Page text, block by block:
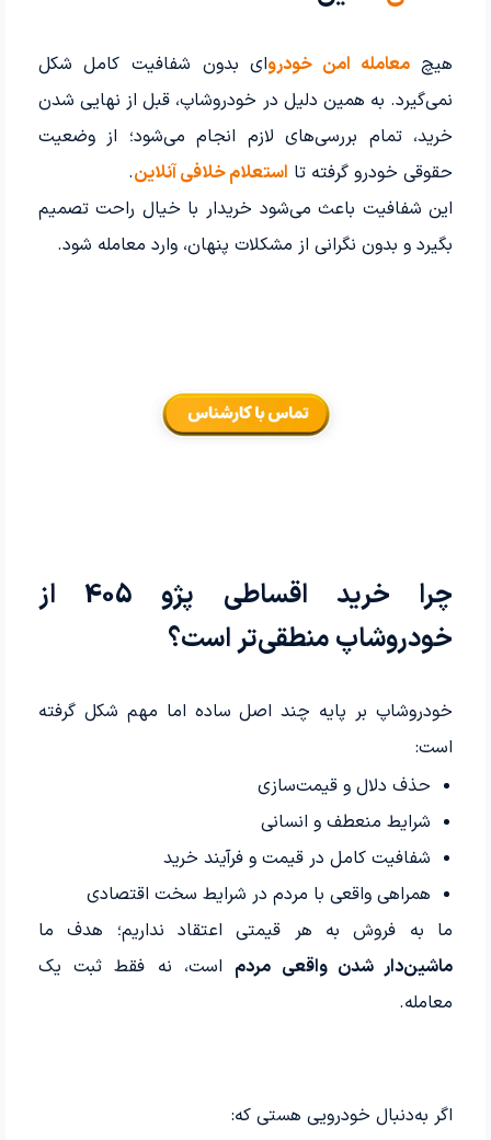
هیچمعامله امن خودرو‌ای بدون شفافیت کامل شکل
نمی‌گیرد. به همین دلیل در خودروشاپ، قبل از نهایی شدن
خرید، تمام بررسی‌های لازم انجام می‌شود؛ از وضعیت
حقوقی خودرو گرفته تا استعلام خلافی آنلاین.
این شفافیت باعث می‌شود خریدار با خیال راحت تصمیم
بگیرد و بدون نگرانی از مشکلات پنهان، وارد معامله شود.
چرا خرید اقساطی پژو 405 از
خودروشاپ منطقی‌تر است؟
خودروشاپ بر پایه چند اصل ساده اما مهم شکل گرفته
است:
حذف دلال و قیمت‌سازی
شرایط منعطف و انسانی
شفافیت کامل در قیمت و فرآیند خرید
همراهی واقعی با مردم در شرایط سخت اقتصادی
ما به فروش به هر قیمتی اعتقاد نداریم؛ هدف ما
ماشین‌دار شدن واقعی مردم است، نه فقط ثبت یک
معامله.
اگر به‌دنبال خودرویی هستی که: